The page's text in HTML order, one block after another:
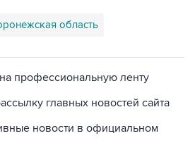
область
профессиональную ленту
главных новостей сайта
новости в официальном